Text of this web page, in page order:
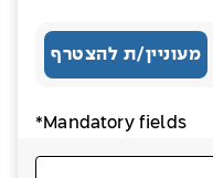
מעוניין/ת להצטרף
*Mandatory fields